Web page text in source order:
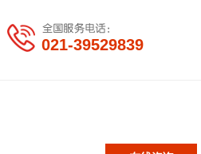
021-39529839